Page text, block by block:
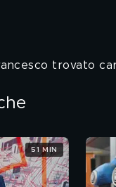
trovato
51 MIN